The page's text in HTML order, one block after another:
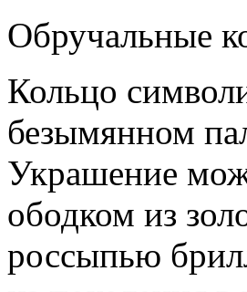
Обручальные
Кольцо
безымянном
Украшение
ободком из
россыпью